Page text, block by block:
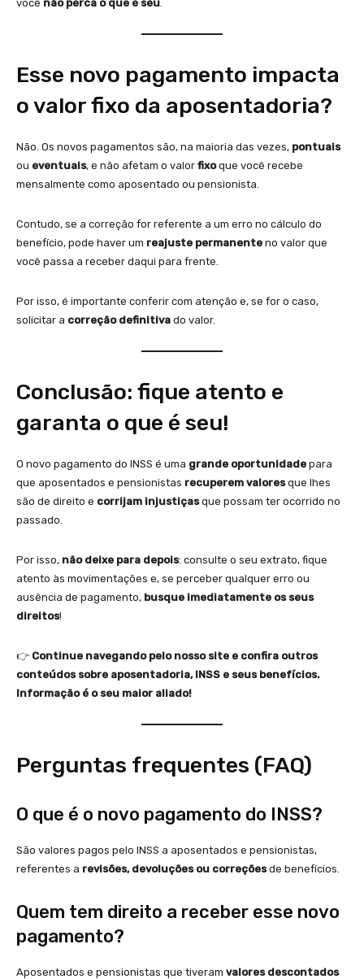
você não perca o que é seu.
Esse novo pagamento impacta
o valor fixo da aposentadoria?
Não. Os novos pagamentos são, na maioria das vezes, pontuais
ou eventuais, e não afetam o valor fixoque você recebe
mensalmente como aposentado ou pensionista.
Contudo, se a correção for referente a um erro no cálculo do
benefício, pode haver um reajuste permanente no valor que
você passa a receber daqui para frente.
Por isso, é importante conferir com atenção e, se for o caso,
solicitar a correção definitiva do valor.
Conclusão: fique atento e
garanta o que é seu!
O novo pagamento do INSS é uma grande oportunidade para
que aposentados e pensionistas recuperem valoresque lhes
são de direito e corrijam injustiçasque possam ter ocorrido no
passado.
Por isso, não deixe para depois: consulte o seu extrato, fique
atento às movimentações e, se perceber qualquer erro ou
ausência de pagamento, busque imediatamente os seus
direitos!
👉 Continue navegando pelo nosso site e confira outros
conteúdos sobre aposentadoria, INSS e seus benefícios.
Informação é o seu maior aliado!
Perguntas frequentes (FAQ)
O que é o novo pagamento do INSS?
São valores pagos pelo INSS a aposentados e pensionistas,
referentes a revisões, devoluções ou correçõesde benefícios.
Quem tem direito a receber esse novo
pagamento?
Aposentados e pensionistas que tiveram valores descontados